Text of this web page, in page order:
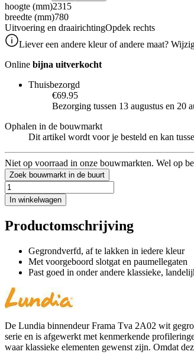
hoogte (mm)2315
breedte (mm)780
Uitvoering en draairichtingOpdek rechts
Liever een andere kleur of andere maat?
Online bijna uitverkocht
Thuisbezorgd
€69.95
Bezorging tussen 13 augustus en 20
Ophalen in de bouwmarkt
Dit artikel wordt voor je besteld en kan
Niet op voorraad in onze bouwmarkten. Wel op
Zoek bouwmarkt in de buurt
In winkelwagen
Productomschrijving
Gegrondverfd, af te lakken in iedere kleur
Met voorgeboord slotgat en paumellegaten
Past goed in onder andere klassieke,
De Lundia binnendeur Frama Tva 2A02 wit
serie en is afgewerkt met kenmerkende
waar klassieke elementen gewenst zijn. Omdat